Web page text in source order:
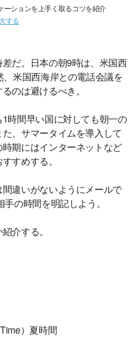
ーションを上手く取るコツを紹介
する
だ。日本の朝9時は、米国西
米国西海岸との電話会議を
のは避けるべき。
時間早い国に対しても朝一の
、サマータイムを導入して
期にはインターネットなど
すめする。
違いがないようにメールで
の時間を明記しよう。
介する。
）夏時間